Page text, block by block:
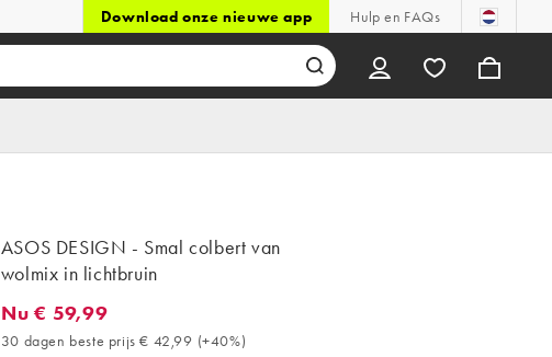
Download onze nieuwe app Hulp en FAQs
ASOS DESIGN - Smal colbert van
wolmix in lichtbruin
Nu € 59,99. 30 dagen beste prijs € 42,99 (+40%). Was € 119,00. (-49%)
Nu € 59,99
30 dagen beste prijs € 42,99 (+40%)